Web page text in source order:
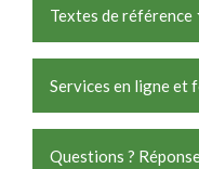
Textes de référence
Services en ligne et
Questions ?